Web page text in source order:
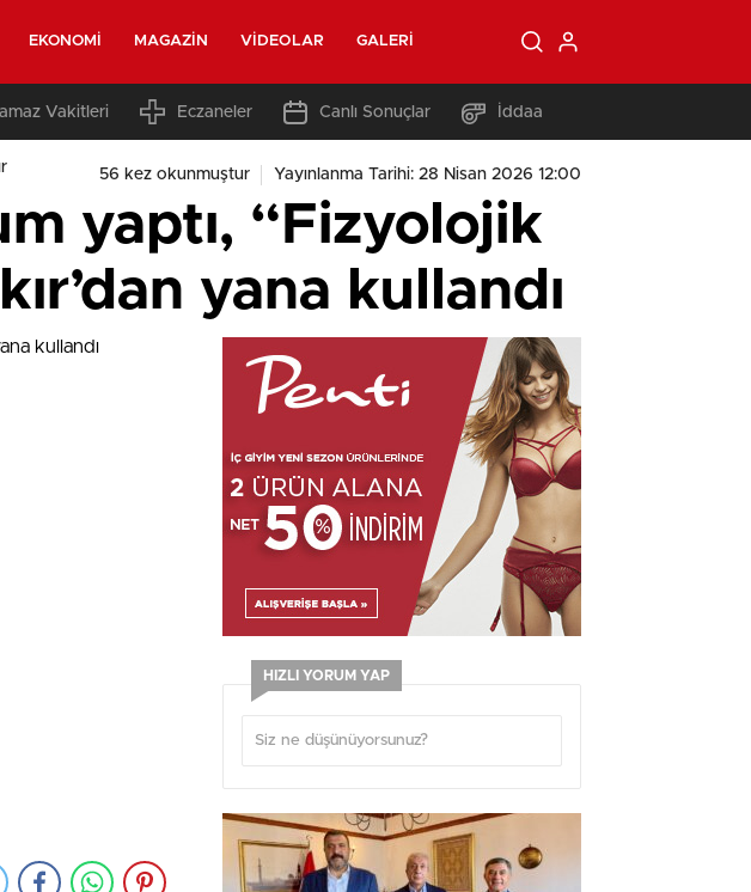
EKONOMI MAGAZIN VIDEOLAR GALERI
Vakitleri Eczaneler Canlı Sonuçlar İddaa
56 kez okunmuştur Yayınlanma Tarihi: 28 Nisan 2026 12:00
yaptı, “Fizyolojik
yana kullandı
HIZLI YORUM YAP